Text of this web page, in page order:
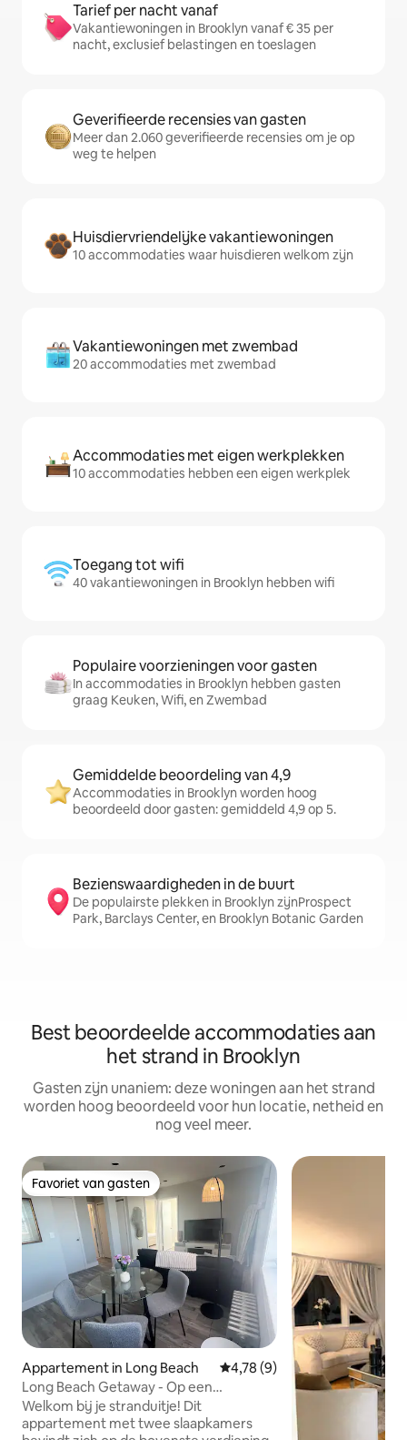
Tarief per nacht vanaf
Vakantiewoningen in Brooklyn vanaf € 35 per
nacht, exclusief belastingen en toeslagen
Geverifieerde recensies van gasten
Meer dan 2.060 geverifieerde recensies om je op
weg te helpen
Huisdiervriendelijke vakantiewoningen
10 accommodaties waar huisdieren welkom zijn
Vakantiewoningen met zwembad
20 accommodaties met zwembad
Accommodaties met eigen werkplekken
10 accommodaties hebben een eigen werkplek
Toegang tot wifi
40 vakantiewoningen in Brooklyn hebben wifi
Populaire voorzieningen voor gasten
In accommodaties in Brooklyn hebben gasten
graag Keuken, Wifi, en Zwembad
Gemiddelde beoordeling van 4,9
Accommodaties in Brooklyn worden hoog
beoordeeld door gasten: gemiddeld 4,9 op 5.
Bezienswaardigheden in de buurt
De populairste plekken in Brooklyn zijnProspect
Park, Barclays Center, en Brooklyn Botanic Garden
Best beoordeelde accommodaties aan
het strand in Brooklyn
Gasten zijn unaniem: deze woningen aan het strand
worden hoog beoordeeld voor hun locatie, netheid en
nog veel meer.
Favoriet van gasten
Favoriet van gasten
Appartement in Long Beach Gemiddelde beoordeling van
4,78 (9)
Long Beach Getaway - Op een
steenworp afstand van de promenade
Welkom bij je stranduitje! Dit
appartement met twee slaapkamers